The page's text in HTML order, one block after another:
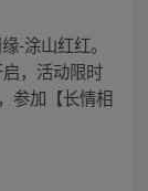
-涂山红红。
，活动限时
参加【长情相